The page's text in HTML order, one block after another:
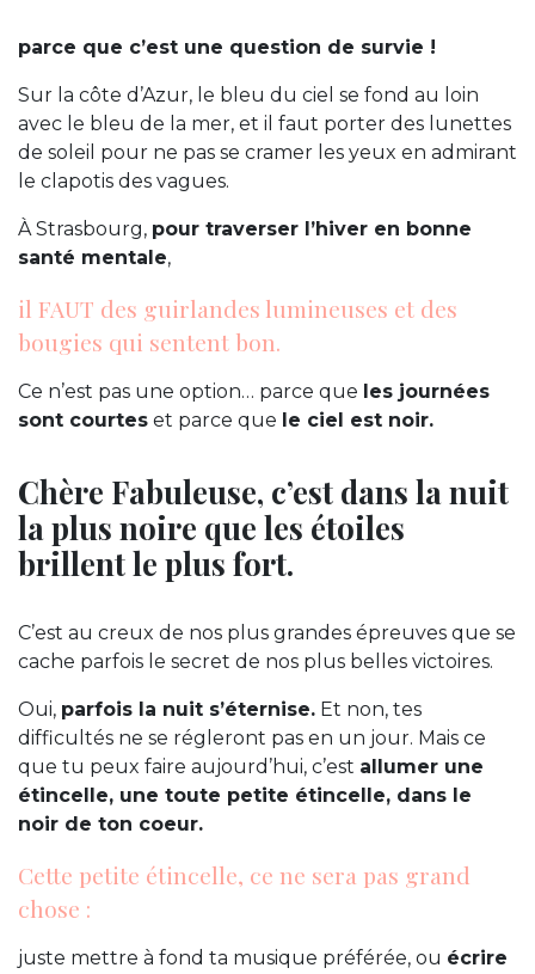
parce que c’est une question de survie !
Sur la côte d’Azur, le bleu du ciel se fond au loin
avec le bleu de la mer, et il faut porter des lunettes
de soleil pour ne pas se cramer les yeux en admirant
le clapotis des vagues.
À Strasbourg, pour traverser l’hiver en bonne
santé mentale,
il FAUT des guirlandes lumineuses et des
bougies qui sentent bon.
Ce n’est pas une option… parce que les journées
sont courtes et parce que le ciel est noir.
Chère Fabuleuse, c’est dans la nuit
la plus noire que les étoiles
brillent le plus fort.
C’est au creux de nos plus grandes épreuves que se
cache parfois le secret de nos plus belles victoires.
Oui, parfois la nuit s’éternise. Et non, tes
difficultés ne se régleront pas en un jour. Mais ce
que tu peux faire aujourd’hui, c’est allumer une
étincelle, une toute petite étincelle, dans le
noir de ton coeur.
Cette petite étincelle, ce ne sera pas grand
chose :
juste mettre à fond ta musique préférée, ou écrire